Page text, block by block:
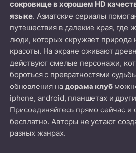
сокровище в хорошем HD
языке. Азиатские сериалы
путешествия в далекие края, где
люди, которых окружает природа
красоты. На экране оживают
действуют смелые персонажи,
бороться с превратностями
обновления на дорама клуб
iphone, android, планшетах и
Присоединяйтесь прямо сейчас и
бесплатно. Авторы не устают
разных жанрах.